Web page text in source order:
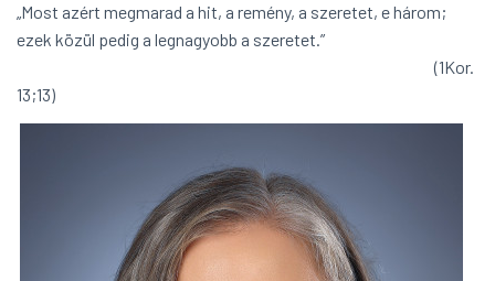
„Most azért megmarad a hit, a remény, a szeretet, e három;
ezek közül pedig a legnagyobb a szeretet.”
(1Kor.
13;13)